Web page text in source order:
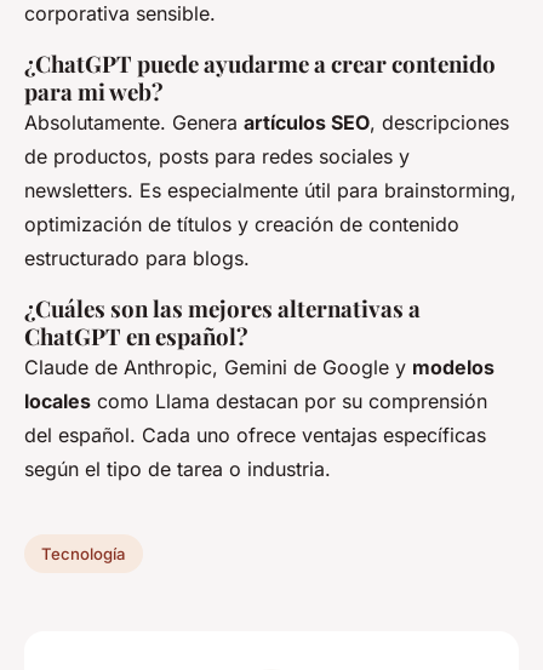
corporativa sensible.
¿ChatGPT puede ayudarme a crear contenido
para mi web?
Absolutamente. Genera artículos SEO, descripciones
de productos, posts para redes sociales y
newsletters. Es especialmente útil para brainstorming,
optimización de títulos y creación de contenido
estructurado para blogs.
¿Cuáles son las mejores alternativas a
ChatGPT en español?
Claude de Anthropic, Gemini de Google y modelos
locales como Llama destacan por su comprensión
del español. Cada uno ofrece ventajas específicas
según el tipo de tarea o industria.
Tecnología